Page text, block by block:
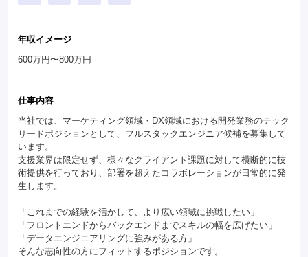
年収イメージ
600万円〜800万円
仕事内容
当社では、マーケティング領域・DX領域における開発業務のテック
リードポジションとして、フルスタックエンジニア候補を募集して
います。
支援業界は限定せず、様々なクライアント課題に対して横断的に技
術提供を行っており、部署を超えたコラボレーションが日常的に発
生します。
「これまでの経験を活かして、より広い領域に挑戦したい」
「フロントエンドからバックエンドまでスキルの幅を広げたい」
「データエンジニアリングに強みがある方」
そんな志向性の方にフィットするポジションです。